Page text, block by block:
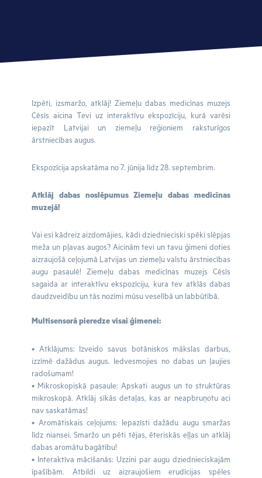
Izpēti, izsmaržo, atklāj! Ziemeļu dabas medicīnas muzejs
Cēsīs aicina Tevi uz interaktīvu ekspozīciju, kurā varēsi
iepazīt Latvijai un ziemeļu reģioniem raksturīgos
ārstniecības augus.
Ekspozīcija apskatāma no 7. jūnija līdz 28. septembrim.
Atklāj dabas noslēpumus Ziemeļu dabas medicīnas
muzejā!
Vai esi kādreiz aizdomājies, kādi dziednieciski spēki slēpjas
meža un pļavas augos? Aicinām tevi un tavu ģimeni doties
aizraujošā ceļojumā Latvijas un ziemeļu valstu ārstniecības
augu pasaulē! Ziemeļu dabas medicīnas muzejs Cēsīs
sagaida ar interaktīvu ekspozīciju, kura tev atklās dabas
daudzveidību un tās nozīmi mūsu veselībā un labbūtībā.
Multisensorā pieredze visai ģimenei:
• Atklājums: Izveido savus botāniskos mākslas darbus,
izzīmē dažādus augus. Iedvesmojies no dabas un ļaujies
radošumam!
• Mikroskopiskā pasaule: Apskati augus un to struktūras
mikroskopā. Atklāj sīkās detaļas, kas ar neapbruņotu aci
nav saskatāmas!
• Aromātiskais ceļojums: Iepazīsti dažādu augu smaržas
līdz niansei. Smaržo un pēti tējas, ēteriskās eļļas un atklāj
dabas aromātu bagātību!
• Interaktīva mācīšanās: Uzzini par augu dziednieciskajām
īpašībām. Atbildi uz aizraujošiem erudīcijas spēles